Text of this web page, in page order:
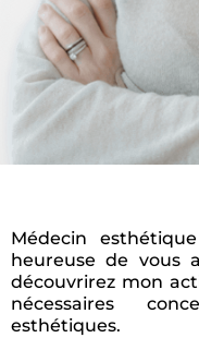
Médecin
heureuse de vous
découvrirez mon
nécessaires
esthétiques.